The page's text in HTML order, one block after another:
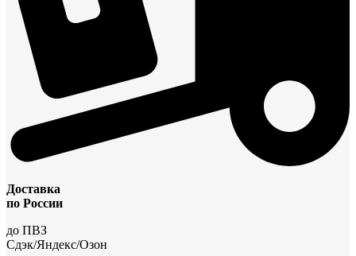
Доставка
по России
до ПВЗ
Сдэк/Яндекс/Озон